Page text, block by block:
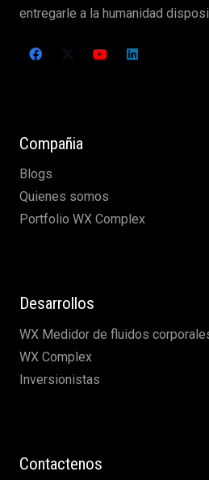
entregarle a la humanidad
Compañia
Blogs
Quienes somos
Portfolio WX Complex
Desarrollos
WX Medidor de fluidos
WX Complex
Inversionistas
Contactenos